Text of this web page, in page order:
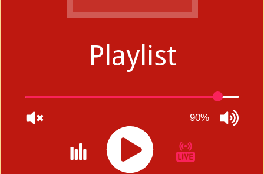
Playlist
90%